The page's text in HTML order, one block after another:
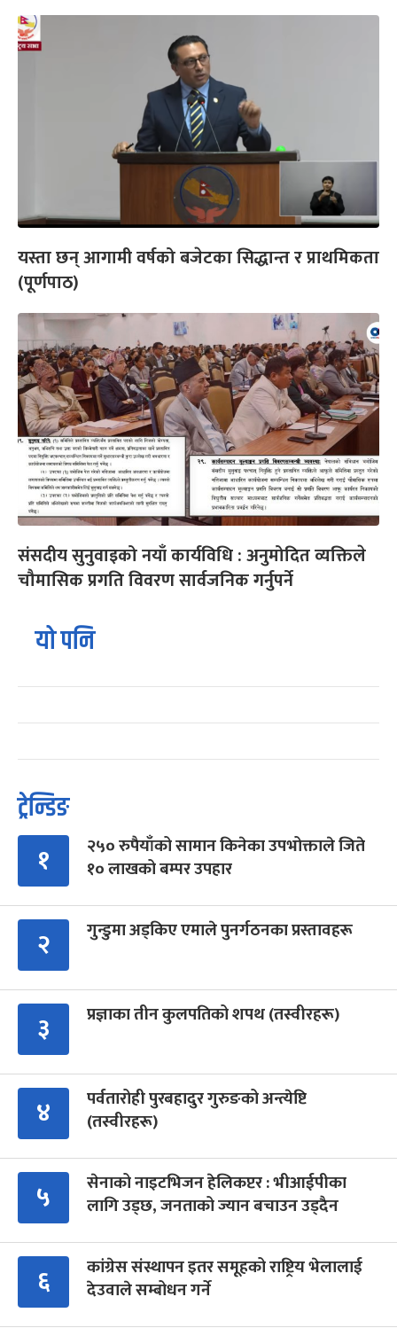
यस्ता छन् आगामी वर्षको बजेटका सिद्धान्त र प्राथमिकता
(पूर्णपाठ)
संसदीय सुनुवाइको नयाँ कार्यविधि : अनुमोदित व्यक्तिले
चौमासिक प्रगति विवरण सार्वजनिक गर्नुपर्ने
यो पनि
ट्रेन्डिङ
१
२५० रुपैयाँको सामान किनेका उपभोक्ताले जिते
१० लाखको बम्पर उपहार
२ गुन्डुमा अड्किए एमाले पुनर्गठनका प्रस्तावहरू
३ प्रज्ञाका तीन कुलपतिको शपथ (तस्वीरहरू)
४
पर्वतारोही पुरबहादुर गुरुङको अन्त्येष्टि
(तस्वीरहरू)
५
सेनाको नाइटभिजन हेलिकप्टर : भीआईपीका
लागि उड्छ, जनताको ज्यान बचाउन उड्दैन
६
कांग्रेस संस्थापन इतर समूहको राष्ट्रिय भेलालाई
देउवाले सम्बोधन गर्ने